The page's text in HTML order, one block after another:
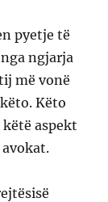
pyetje të
ngjarja
më vonë
Këto
aspekt